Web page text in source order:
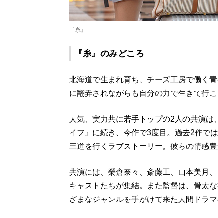
『糸』
『糸』のみどころ
北海道で生まれ育ち、チーズ工房で働く
に翻弄されながらも自分の力で生きて行
人気、実力共に若手トップの2人の共演
イフ』に続き、今作で3度目。過去2作で
王道を行くラブストーリー。彼らの情感
共演には、榮倉奈々、斎藤工、山本美月
キャストたちが集結。また監督は、骨太
ざまなジャンルを手がけて来た人間ドラ